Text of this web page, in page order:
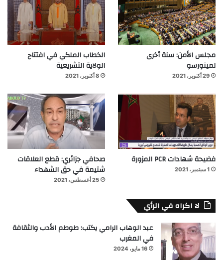
مجلس الأمن: سنة أخرى
لمينورسو
29 أكتوبر، 2021
الخطاب الملكي في افتتاح
الولاية التشريعية
8 أكتوبر، 2021
فضيحة شهادات PCR المزورة
1 سبتمبر، 2021
صحافي جزائري: قطع العلاقات
شتيمة في حق الشهداء
25 أغسطس، 2021
لا اكراه في الرأي
عبد الوهاب الرامي يكتب: طوطم الأدب والثقافة
في المغرب
16 مايو، 2024